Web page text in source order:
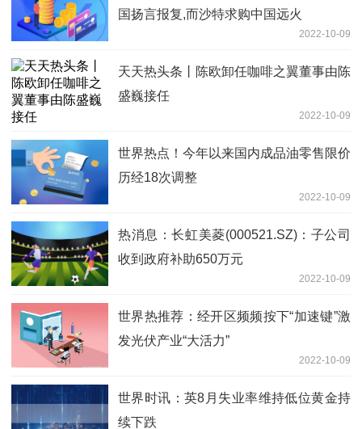
国扬言报复,而沙特求购中国远火
2022-10-09
天天热头条丨陈欧卸任咖啡之翼董事由陈
盛巍接任
2022-10-09
世界热点！今年以来国内成品油零售限价
历经18次调整
2022-10-09
热消息：长虹美菱(000521.SZ)：子公司
收到政府补助650万元
2022-10-09
世界热推荐：经开区频频按下“加速键”激
发光伏产业“大活力”
2022-10-09
世界时讯：英8月失业率维持低位黄金持
续下跌